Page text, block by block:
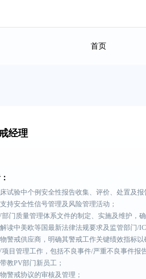
首页
经理
试验中个例安全性报告收集、评价、处置及
持安全性信号管理及风险管理活动；
部门质量管理体系文件的制定、实施及维护，
读中美欧等国最新法律法规要求及监管部门/
警戒供应商，明确其警戒工作关键绩效指标以
项目管理工作，包括不良事件/严重不良事件报
教PV部门新员工；
警戒协议的审核及管理；